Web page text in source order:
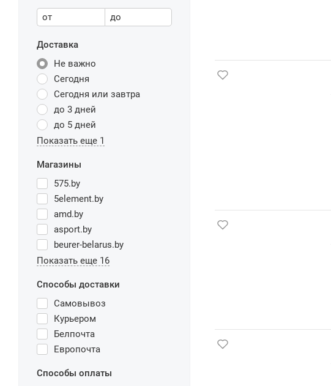
от до
Доставка
Не важно
Сегодня
Сегодня или завтра
до 3 дней
до 5 дней
Показать еще 1
Магазины
575.by
5element.by
amd.by
asport.by
beurer-belarus.by
Показать еще 16
Способы доставки
Самовывоз
Курьером
Белпочта
Европочта
Способы оплаты